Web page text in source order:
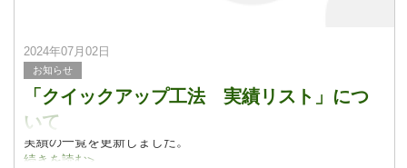
2024年07月02日
お知らせ
「クイックアップ工法 実績リスト」につ
いて
実績の一覧を更新しました。
実績紹介についてはこちらをご覧ください。
続きを読む>